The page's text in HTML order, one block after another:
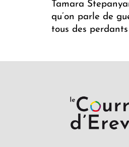
Tamara
qu’on parle de
tous des